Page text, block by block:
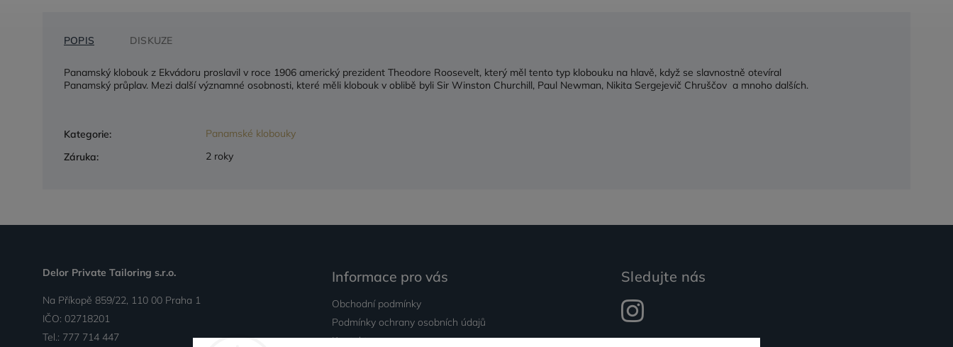
POPIS DISKUZE
Panamský klobouk z Ekvádoru proslavil v roce 1906 americký prezident Theodore Roosevelt, který měl tento typ klobouku na hlavě, když se slavnostně otevíral
Panamský průplav. Mezi další významné osobnosti, které měli klobouk v oblibě byli Sir Winston Churchill, Paul Newman, Nikita Sergejevič Chruščov a mnoho dalších.
Kategorie:
Panamské klobouky
Záruka: 2 roky
Delor Private Tailoring s.r.o.
Na Příkopě 859/22, 110 00 Praha 1
IČO: 02718201
Tel.: 777 714 447
Informace pro vás
Obchodní podmínky
Podmínky ochrany osobních údajů
Kontakty
Sledujte nás